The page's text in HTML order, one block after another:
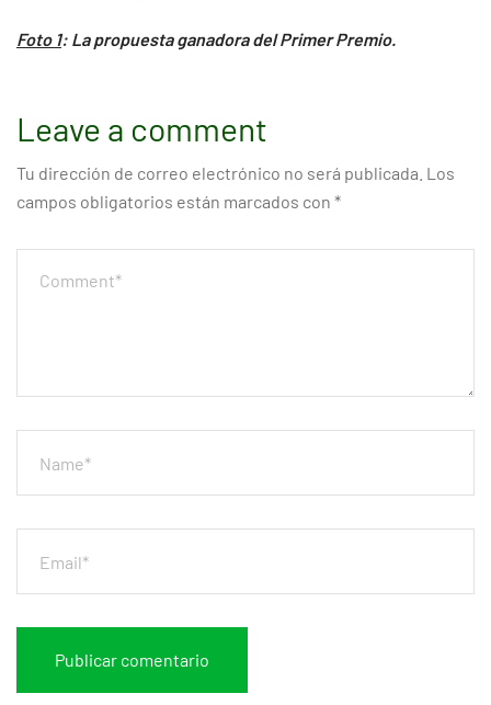
Foto 1: La propuesta ganadora del Primer Premio.
Leave a comment
Tu dirección de correo electrónico no será publicada. Los
campos obligatorios están marcados con *